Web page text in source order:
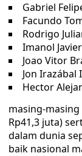
Gabriel
Facundo
Rodrigo
Imanol
Joao Vitor
Jon Irazábal
Hector
masing-masing
Rp41,3 juta)
dalam dunia
baik nasional